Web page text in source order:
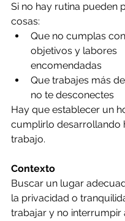
Si no hay rutina pueden
cosas:
Que no cumplas
objetivos y labores
encomendadas
Que trabajes más
no te desconectes
Hay que establecer un
cumplirlo desarrollando
trabajo.
Contexto
Buscar un lugar
la privacidad o
trabajar y no interrumpir